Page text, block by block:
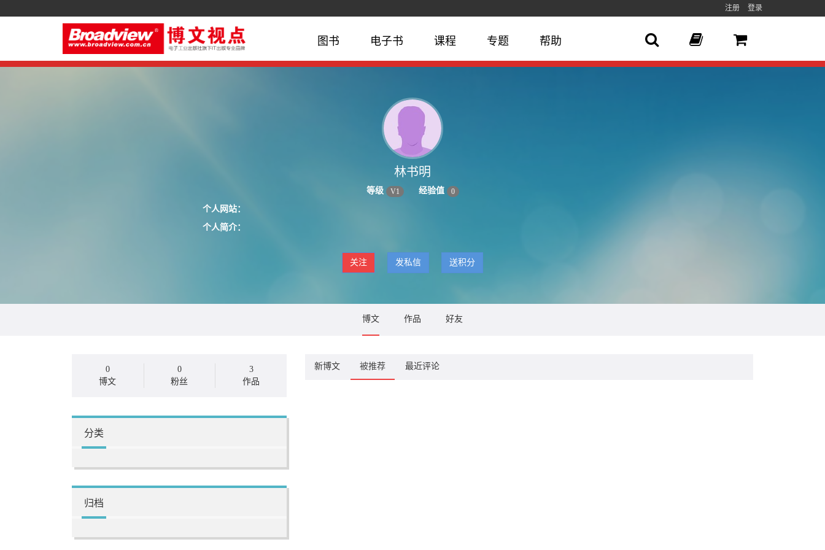
注册 登录
图书 电子书 课程 专题 帮助
林书明
等级 V1 经验值 0
个人网站：
个人简介：
关注 发私信 送积分
博文 作品 好友
0
博文
0
粉丝
3
作品
分类
归档
新博文 被推荐 最近评论